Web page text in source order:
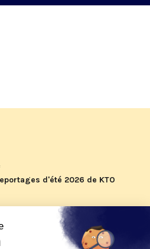
d'été 2026 de KTO
pastorale du pape Léon
Assise à suivre sur KTO le